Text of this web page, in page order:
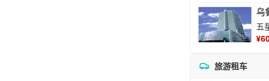
五
¥
旅游租车